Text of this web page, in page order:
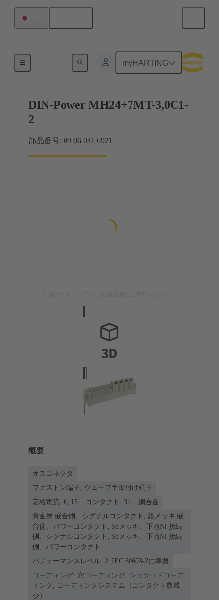
myHARTING
マザーボード ツー ドーターカード接続
DIN-Power MH24+7MT-3,0C1-
2
部品番号: 09 06 031 6921
概要
オスコネクタ
ファストン端子, ウェーブ半田付け端子
定格電流: 6, 15
コンタクト: 31
銅合金
貴金属 嵌合側、シグナルコンタクト, 銀メッキ 嵌
合側、パワーコンタクト, Snメッキ、下地Ni 接続
側、シグナルコンタクト, Snメッキ、下地Ni 接続
側、パワーコンタクト
パフォーマンスレベル: 2, IEC 60603-2に準拠
コーディング: 穴コーディング, シュラウドコーデ
ィング, コーディングシステム（コンタクト数減
少）